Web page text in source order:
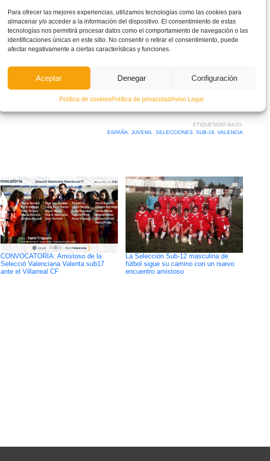
Para ofrecer las mejores experiencias, utilizamos tecnologías como las cookies para
almacenar y/o acceder a la información del dispositivo. El consentimiento de estas
tecnologías nos permitirá procesar datos como el comportamiento de navegación o las
identificaciones únicas en este sitio. No consentir o retirar el consentimiento, puede
afectar negativamente a ciertas características y funciones.
Aceptar Denegar Configuración
Política de cookiesPolítica de privacidadAviso Legal
ETIQUETADO BAJO:
ESPAÑA
JUVENIL SELECCIONES, SUB-18 VALENCIA
CONVOCATORIA: Amistoso de la
Selecció Valenciana Valenta sub17
ante el Villarreal CF
La Selección Sub-12 masculina de
fútbol sigue su camino con un nuevo
encuentro amistoso